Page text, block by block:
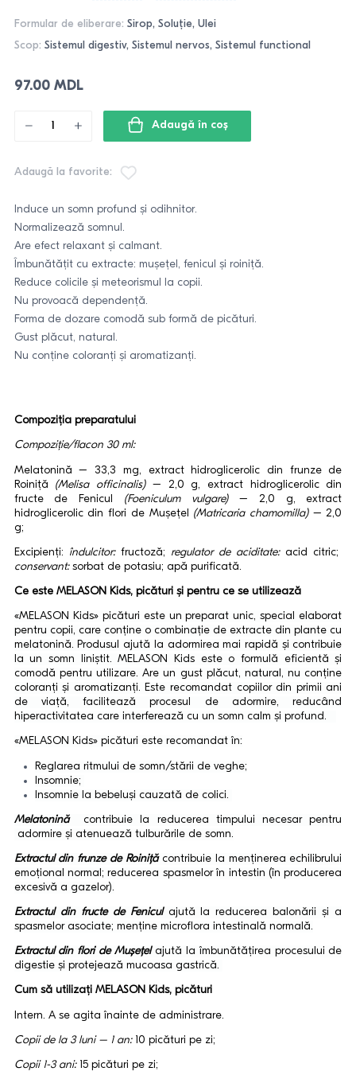
Formular de eliberare: Sirop, Soluţie, Ulei
Scop: Sistemul digestiv, Sistemul nervos, Sistemul functional
97.00 MDL
Adaugă în coş
Adaugă la favorite:
Induce un somn profund și odihnitor.
Normalizează somnul.
Are efect relaxant și calmant.
Îmbunătățit cu extracte: mușețel, fenicul și roiniță.
Reduce colicile și meteorismul la copii.
Nu provoacă dependență.
Forma de dozare comodă sub formă de picături.
Gust plăcut, natural.
Nu conține coloranți și aromatizanți.
Compoziția preparatului
Compoziție/flacon 30 ml:
Melatonină – 33,3 mg, extract hidroglicerolic din frunze de
Roiniță (Melisa officinalis)– 2,0 g, extract hidroglicerolic din
fructe de Fenicul (Foeniculum vulgare)– 2,0 g, extract
hidroglicerolic din flori de Mușețel (Matricaria chamomilla)– 2,0
g;
Excipienți: îndulcitor:fructoză; regulator de aciditate:acid citric;
conservant:sorbat de potasiu; apă purificată.
Ce este MELASON Kids, picături şi pentru ce se utilizează
«MELASON Kids» picături este un preparat unic, special elaborat
pentru copii, care conține o combinație de extracte din plante cu
melatonină. Produsul ajută la adormirea mai rapidă și contribuie
la un somn liniștit. MELASON Kids este o formulă eficientă și
comodă pentru utilizare. Are un gust plăcut, natural, nu conține
coloranți și aromatizanți. Este recomandat copiilor din primii ani
de viață, facilitează procesul de adormire, reducând
hiperactivitatea care interferează cu un somn calm și profund.
«MELASON Kids» picături este recomandat în:
Reglarea ritmului de somn/stării de veghe;
Insomnie;
Insomnie la bebeluși cauzată de colici.
Melatonină
contribuie la reducerea timpului necesar pentru
adormire și atenuează tulburările de somn.
Extractul din frunze de Roinițăcontribuie la menținerea echilibrului
emoțional normal; reducerea spasmelor în intestin (în producerea
excesivă a gazelor).
Extractul din fructe de Feniculajută la reducerea balonării și a
spasmelor asociate; menține microflora intestinală normală.
Extractul din flori de Mușețelajută la îmbunătățirea procesului de
digestie și protejează mucoasa gastrică.
Cum să utilizați MELASON Kids, picături
Intern. A se agita înainte de administrare.
Copii de la 3 luni – 1 an: 10 picături pe zi;
Copii 1-3 ani: 15 picături pe zi;